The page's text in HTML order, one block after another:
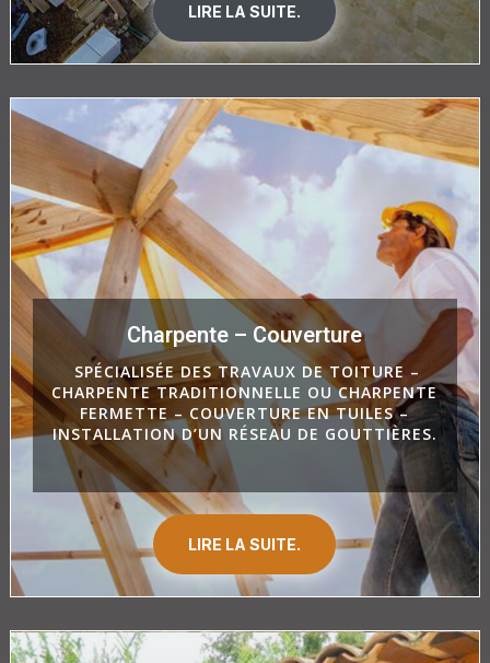
LIRE LA SUITE.
Charpente – Couverture
SPÉCIALISÉE DES TRAVAUX DE TOITURE –
CHARPENTE TRADITIONNELLE OU CHARPENTE
FERMETTE – COUVERTURE EN TUILES –
INSTALLATION D’UN RÉSEAU DE GOUTTIÈRES.
LIRE LA SUITE.